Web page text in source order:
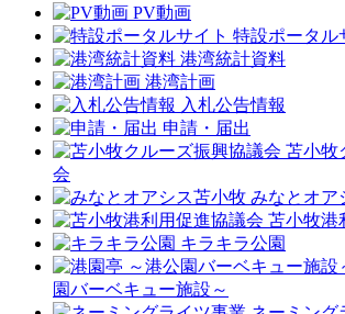
PV動画
特設ポータル
港湾統計資料
港湾計画
入札公告情報
申請・届出
苫小牧
会
みなとオア
苫小牧港
キラキラ公園
園バーベキュー施設～